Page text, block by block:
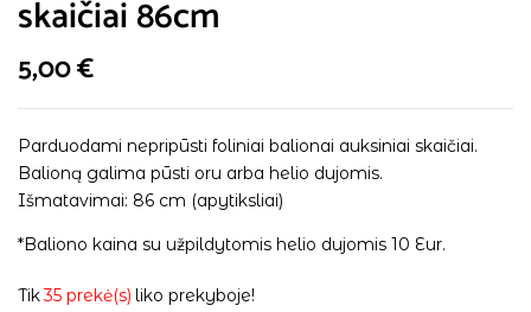
skaičiai 86cm
5,00€
Parduodami nepripūsti foliniai balionai auksiniai skaičiai.
Balioną galima pūsti oru arba helio dujomis.
Išmatavimai: 86 cm (apytiksliai)
*Baliono kaina su užpildytomis helio dujomis 10 Eur.
Tik35 prekė(s) liko prekyboje!